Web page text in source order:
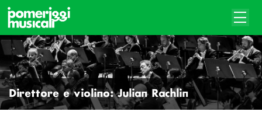
Direttore e violino: Julian Rachlin